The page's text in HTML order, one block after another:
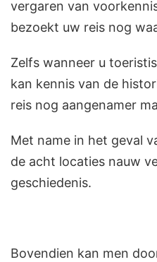
vergaren van
bezoekt uw reis nog
Zelfs wanneer u
kan kennis van de
reis nog aangenamer
Met name in het geval
de acht locaties nauw
geschiedenis.
Bovendien kan men